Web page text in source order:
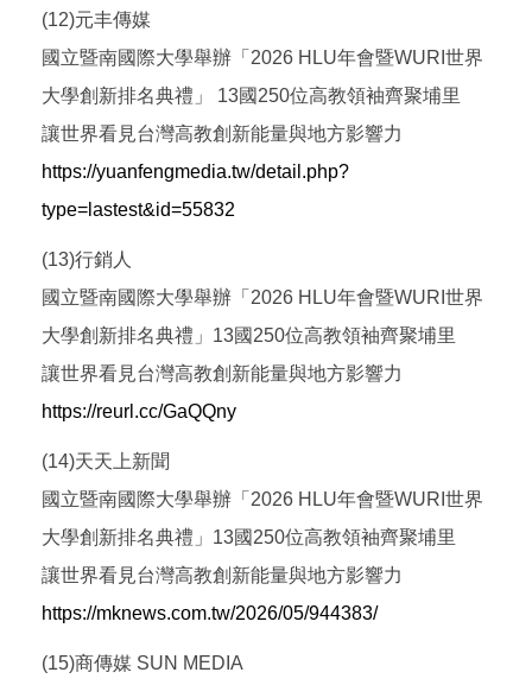
(12)元丰傳媒
國立暨南國際大學舉辦「2026 HLU年會暨WURI世界
大學創新排名典禮」 13國250位高教領袖齊聚埔里
讓世界看見台灣高教創新能量與地方影響力
https://yuanfengmedia.tw/detail.php?
type=lastest&id=55832
(13)行銷人
國立暨南國際大學舉辦「2026 HLU年會暨WURI世界
大學創新排名典禮」13國250位高教領袖齊聚埔里
讓世界看見台灣高教創新能量與地方影響力
https://reurl.cc/GaQQny
(14)天天上新聞
國立暨南國際大學舉辦「2026 HLU年會暨WURI世界
大學創新排名典禮」13國250位高教領袖齊聚埔里
讓世界看見台灣高教創新能量與地方影響力
https://mknews.com.tw/2026/05/944383/
(15)商傳媒 SUN MEDIA